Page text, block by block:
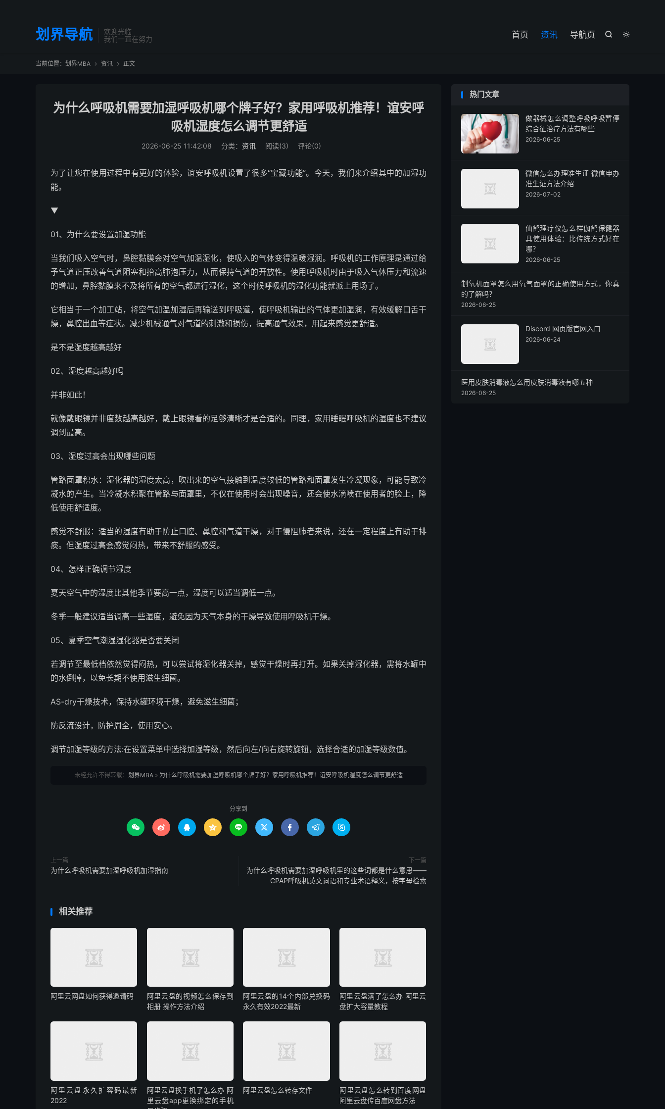
划界导航
欢迎光临
我们一直在努力


首页 资讯 导航页
当前位置： 划界MBA  资讯  正文
为什么呼吸机需要加湿呼吸机哪个牌子好？家用呼吸机推荐！谊安呼
吸机湿度怎么调节更舒适
2026-06-25 11:42:08 分类： 资讯 阅读(3) 评论(0)
为了让您在使用过程中有更好的体验，谊安呼吸机设置了很多“宝藏功能”。今天，我们来介绍其中的加湿功
能。
▼
01、为什么要设置加湿功能
当我们吸入空气时，鼻腔黏膜会对空气加温湿化，使吸入的气体变得温暖湿润。呼吸机的工作原理是通过给
予气道正压改善气道阻塞和抬高肺泡压力，从而保持气道的开放性。使用呼吸机时由于吸入气体压力和流速
的增加，鼻腔黏膜来不及将所有的空气都进行湿化，这个时候呼吸机的湿化功能就派上用场了。
它相当于一个加工站，将空气加温加湿后再输送到呼吸道，使呼吸机输出的气体更加湿润，有效缓解口舌干
燥，鼻腔出血等症状。减少机械通气对气道的刺激和损伤，提高通气效果，用起来感觉更舒适。
是不是湿度越高越好
02、湿度越高越好吗
并非如此！
就像戴眼镜并非度数越高越好，戴上眼镜看的足够清晰才是合适的。同理，家用睡眠呼吸机的湿度也不建议
调到最高。
03、湿度过高会出现哪些问题
管路面罩积水：湿化器的湿度太高，吹出来的空气接触到温度较低的管路和面罩发生冷凝现象，可能导致冷
凝水的产生。当冷凝水积聚在管路与面罩里，不仅在使用时会出现噪音，还会使水滴喷在使用者的脸上，降
低使用舒适度。
感觉不舒服：适当的湿度有助于防止口腔、鼻腔和气道干燥，对于慢阻肺者来说，还在一定程度上有助于排
痰。但湿度过高会感觉闷热，带来不舒服的感受。
04、怎样正确调节湿度
夏天空气中的湿度比其他季节要高一点，湿度可以适当调低一点。
冬季一般建议适当调高一些湿度，避免因为天气本身的干燥导致使用呼吸机干燥。
05、夏季空气潮湿湿化器是否要关闭
若调节至最低档依然觉得闷热，可以尝试将湿化器关掉，感觉干燥时再打开。如果关掉湿化器，需将水罐中
的水倒掉，以免长期不使用滋生细菌。
AS-dry干燥技术，保持水罐环境干燥，避免滋生细菌；
防反流设计，防护周全，使用安心。
调节加湿等级的方法:在设置菜单中选择加湿等级，然后向左/向右旋转旋钮，选择合适的加湿等级数值。
未经允许不得转载： 划界MBA» 为什么呼吸机需要加湿呼吸机哪个牌子好？家用呼吸机推荐！谊安呼吸机湿度怎么调节更舒适
分享到
        
上一篇
为什么呼吸机需要加湿呼吸机加湿指南
下一篇
为什么呼吸机需要加湿呼吸机里的这些词都是什么意思——
CPAP呼吸机英文词语和专业术语释义，按字母检索
相关推荐
阿里云网盘如何获得邀请码
阿里云盘的视频怎么保存到
相册 操作方法介绍
阿里云盘的14个内部兑换码
永久有效2022最新
阿里云盘满了怎么办 阿里云
盘扩大容量教程
阿里云盘永久扩容码最新
2022
阿里云盘换手机了怎么办 阿
里云盘app更换绑定的手机
阿里云盘怎么转存文件
阿里云盘怎么转到百度网盘
阿里云盘传百度网盘方法
热门文章
做器械怎么调整呼吸呼吸暂停
综合征治疗方法有哪些
2026-06-25
微信怎么办理准生证 微信申办
准生证方法介绍
2026-07-02
仙鹤理疗仪怎么样伽鹤保健器
具使用体验：比传统方式好在
哪？
2026-06-25
制氧机面罩怎么用氧气面罩的正确使用方式，你真
的了解吗？
2026-06-25
Discord 网页版官网入口
2026-06-24
医用皮肤消毒液怎么用皮肤消毒液有哪五种
2026-06-25